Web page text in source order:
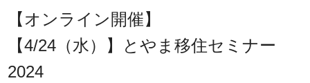
【オンライン開催】
【4/24（水）】とやま移住セミナー
2024